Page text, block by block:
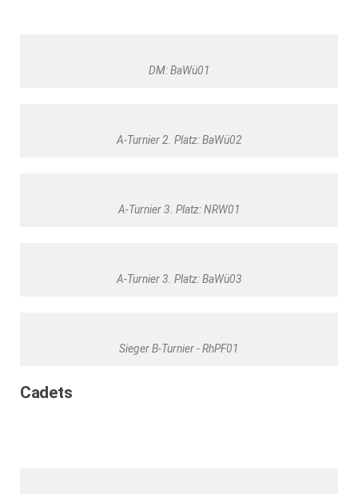
DM: BaWü01
A-Turnier 2. Platz: BaWü02
A-Turnier 3. Platz: NRW01
A-Turnier 3. Platz: BaWü03
Sieger B-Turnier - RhPF01
Cadets